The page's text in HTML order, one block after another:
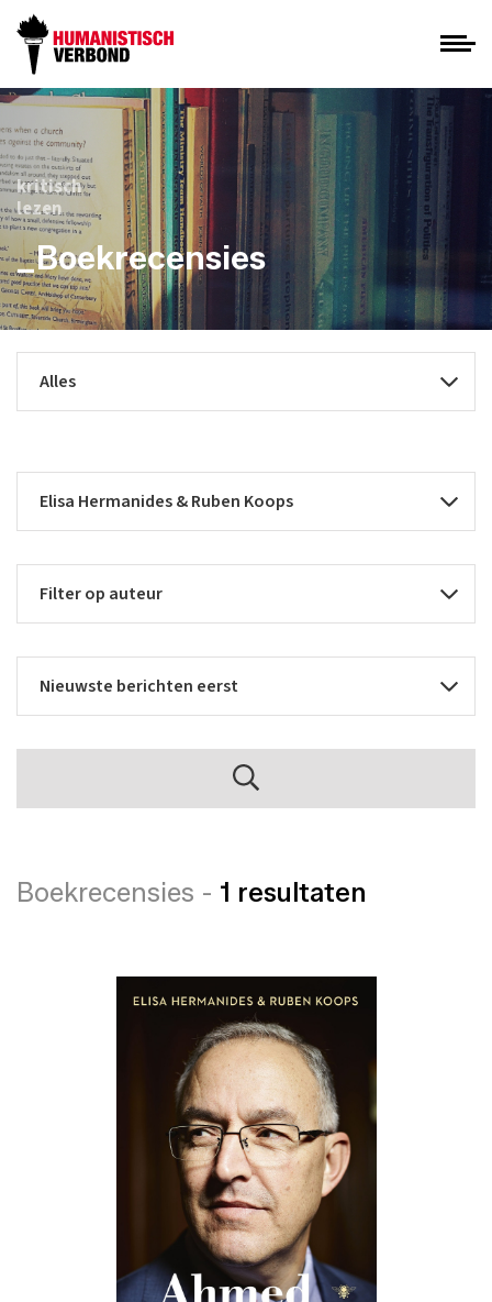
kritisch
lezen
_Boekrecensies
Boekrecensies - 1 resultaten